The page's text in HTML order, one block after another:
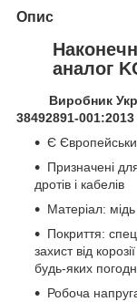
Опис
аналог
Виробник
38492891-001:2013
Є
Призначені
дротів і кабелів
Матеріал:
Покриття:
захист від
будь-яких
Робоча